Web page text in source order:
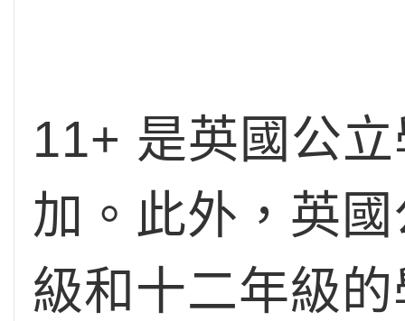
11+ 是英國公
加。此外，英
級和十二年級